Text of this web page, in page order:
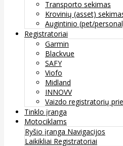
Transporto sekimas
Krovinių (asset)
Augintinio (pet/
Registratoriai
Garmin
Blackvue
SAFY
Viofo
Midland
INNOVV
Vaizdo registratorių
Tinklo įranga
Motociklams
Ryšio įranga Navigacijos
Laikikliai Registratoriai